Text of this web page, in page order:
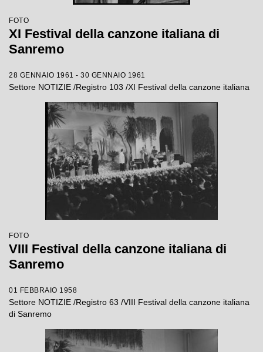
FOTO
XI Festival della canzone italiana di
Sanremo
28 GENNAIO 1961 - 30 GENNAIO 1961
Settore NOTIZIE /Registro 103 /XI Festival della canzone italiana
FOTO
VIII Festival della canzone italiana di
Sanremo
01 FEBBRAIO 1958
Settore NOTIZIE /Registro 63 /VIII Festival della canzone italiana
di Sanremo